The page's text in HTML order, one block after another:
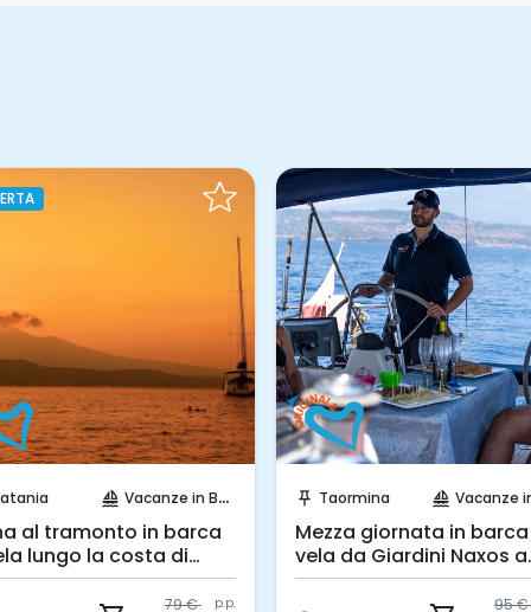
push_pin Taormina sailing Vacanze in Barca
Mezza giornata in barca a
vela da Giardini Naxos a
Taormina
95 €
OFFERTA
push_pin Catania sailing
Tour Privato in
lungo la costa